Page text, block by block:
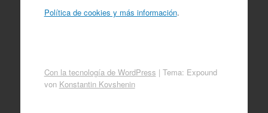
Política de cookies y más información.
Con la tecnología de WordPress | Tema: Expound
von Konstantin Kovshenin